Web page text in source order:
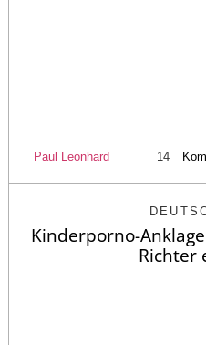
Paul Leonhard 14
Kinderporno-
Richter